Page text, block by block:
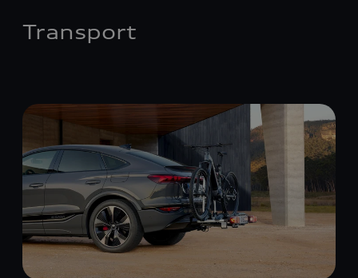
Transport